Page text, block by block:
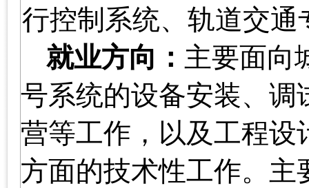
行控制系统、轨道交
就业方向： 主要面向
号系统的设备安装、
营等工作，以及工程
方面的技术性工作。